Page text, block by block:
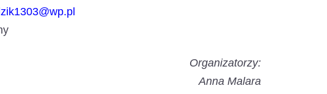
Organizatorzy:
Anna Malara